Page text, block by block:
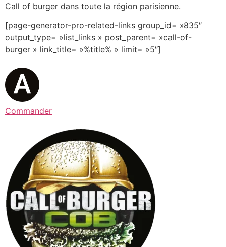
Call of burger dans toute la région parisienne.
[page-generator-pro-related-links group_id= »835″
output_type= »list_links » post_parent= »call-of-
burger » link_title= »%title% » limit= »5″]
Commander